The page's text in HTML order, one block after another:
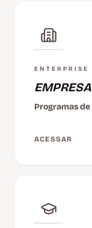
ENTERPRISE
Programas
ACESSAR